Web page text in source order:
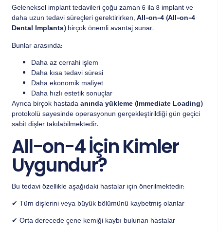
Geleneksel implant tedavileri çoğu zaman 6 ila 8 implant ve
daha uzun tedavi süreçleri gerektirirken,All-on-4 (All-on-4
Dental Implants)birçok önemli avantaj sunar.
Bunlar arasında:
Daha az cerrahi işlem
Daha kısa tedavi süresi
Daha ekonomik maliyet
Daha hızlı estetik sonuçlar
Ayrıca birçok hastadaanında yükleme (Immediate Loading)
protokolü sayesinde operasyonun gerçekleştirildiği gün geçici
sabit dişler takılabilmektedir.
All-on-4 İçin Kimler
Uygundur?
Bu tedavi özellikle aşağıdaki hastalar için önerilmektedir:
✔ Tüm dişlerini veya büyük bölümünü kaybetmiş olanlar
✔ Orta derecede çene kemiği kaybı bulunan hastalar